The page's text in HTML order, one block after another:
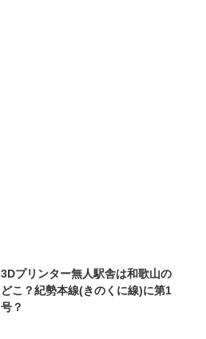
3Dプリンター無人駅舎は和歌山の
どこ？紀勢本線(きのくに線)に第1
号？